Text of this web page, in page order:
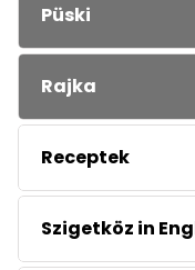
Püski
Rajka
Receptek
Szigetköz in